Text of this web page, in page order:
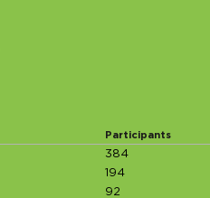
Participants
384
194
92